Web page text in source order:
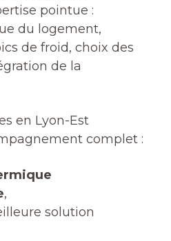
pointue :
du logement,
de froid, choix des
de la
en Lyon-Est
complet :
,
solution